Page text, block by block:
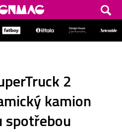
2
kamion
spotřebou